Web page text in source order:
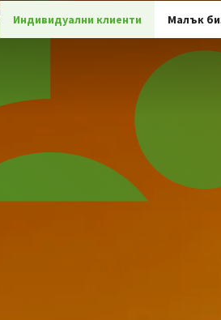
Индивидуални клиенти Малък